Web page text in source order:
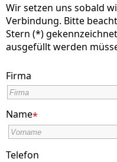
Wir setzen uns sobald
Verbindung. Bitte
Stern (*)
ausgefüllt werden
Firma
Name*
Telefon